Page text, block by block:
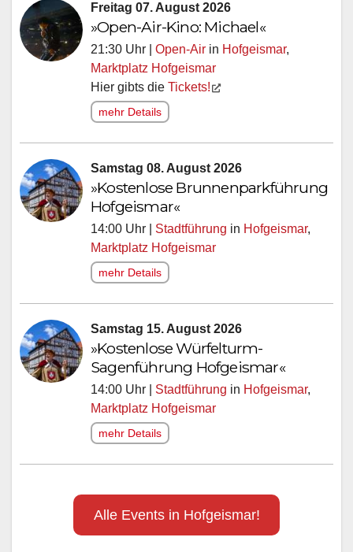
Freitag 07. August 2026
»Open-Air-Kino: Michael«
21:30 Uhr | Open-Air in Hofgeismar,
Marktplatz Hofgeismar
Hier gibts die Tickets!
mehr Details
Samstag 08. August 2026
»Kostenlose Brunnenparkführung
Hofgeismar«
14:00 Uhr | Stadtführung in Hofgeismar,
Marktplatz Hofgeismar
mehr Details
Samstag 15. August 2026
»Kostenlose Würfelturm-
Sagenführung Hofgeismar«
14:00 Uhr | Stadtführung in Hofgeismar,
Marktplatz Hofgeismar
mehr Details
Alle Events in Hofgeismar!